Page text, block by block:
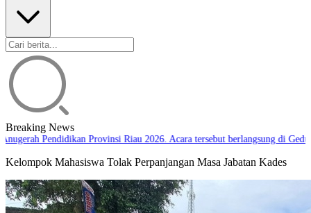
Breaking News
Pendidikan Provinsi Riau 2026. Acara tersebut berlangsung di
Kelompok Mahasiswa Tolak Perpanjangan Masa Jabatan Kades